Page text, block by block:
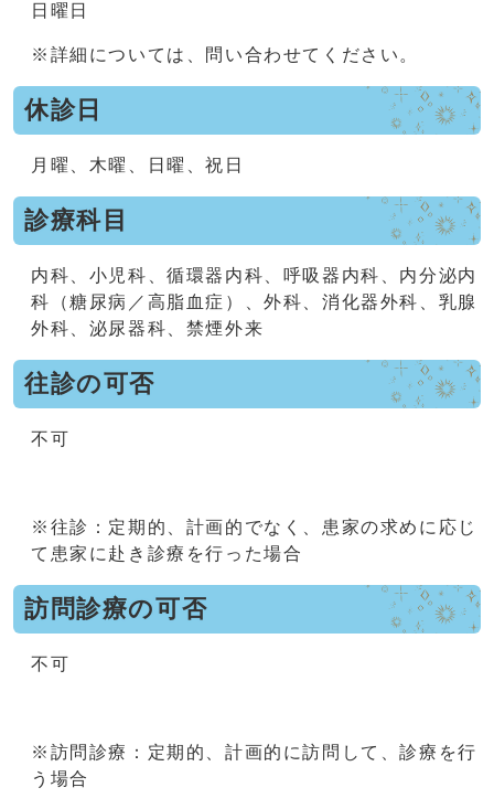
日曜日
※詳細については、問い合わせてください。
休診日
月曜、木曜、日曜、祝日
診療科目
内科、小児科、循環器内科、呼吸器内科、内分泌内
科（糖尿病／高脂血症）、外科、消化器外科、乳腺
外科、泌尿器科、禁煙外来
往診の可否
不可
※往診：定期的、計画的でなく、患家の求めに応じ
て患家に赴き診療を行った場合
訪問診療の可否
不可
※訪問診療：定期的、計画的に訪問して、診療を行
う場合